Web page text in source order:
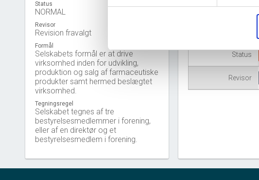
Status
NORMAL
Revisor
Revision fravalgt
Formål
Selskabets formål er at drive
virksomhed inden for udvikling,
produktion og salg af farmaceutiske
produkter samt hermed beslægtet
virksomhed.
Tegningsregel
Selskabet tegnes af tre
bestyrelsesmedlemmer i forening,
eller af en direktør og et
bestyrelsesmedlem i forening.
Branche
Status
Revisor